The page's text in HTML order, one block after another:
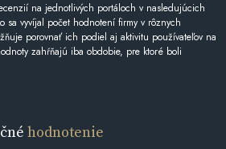
na jednotlivých portáloch v nasledujúcich
sa vyvíjal počet hodnotení firmy v rôznych
porovnať ich podiel aj aktivitu používateľov na
zahŕňajú iba obdobie, pre ktoré boli
hodnotenie